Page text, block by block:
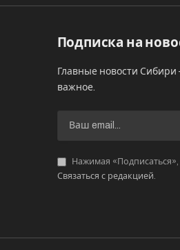
Подписка на
Главные новости Сибири
важное.
Нажимая
Связаться с редакцией